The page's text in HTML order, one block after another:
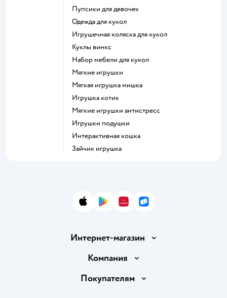
Пупсики для девочек
Одежда для кукол
Игрушечная коляска для кукол
Куклы винкс
Набор мебели для кукол
Мягкие игрушки
Мягкая игрушка мишка
Игрушка котик
Мягкие игрушки антистресс
Игрушки подушки
Интерактивная кошка
Зайчик игрушка
App StoreGoogle Play
AppGallery
RuStore
Интернет-магазин
Доставка и оплата
Правила продажи
Компания
Вакансии
Покупателям